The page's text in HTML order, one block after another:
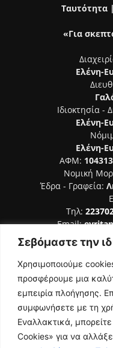
Σεβόμαστε την
Χρησιμοποιούμε
προσφέρουμε μια
εμπειρία πλοήγησης.
συμφωνήσετε με τη
Εναλλακτικά,
Cookies» για να
Ταυτότητα
«Για
Ελένη-
Ιδιοκτησία -
Ελένη-
Ελένη-
ΑΦΜ:
Νομική
Έδρα - Γραφεία:
Τηλ:
Email:
Αριθμός